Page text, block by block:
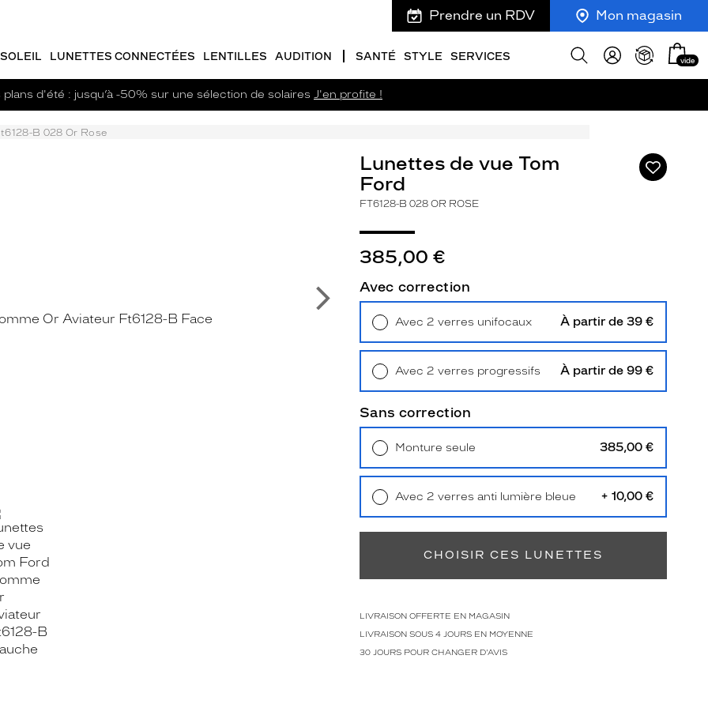
Prendre un RDV Mon magasin
LUNETTES CONNECTÉES LENTILLES AUDITION SANTÉ STYLE SERVICES
Afficher
Mon
panier
vide
plans d'été : jusqu’à -50% sur une sélection de solaires J'en profite !
B 028 Or Rose
Ajouter
à
Suivant
Lunettes de vue Tom
Ford
FT6128-B 028 OR ROSE
385,00 €
Avec correction
Avec 2 verres unifocaux À partir de 39 €
Avec 2 verres progressifs À partir de 99 €
Sans correction
Monture seule 385,00 €
Retrait en magasin Offert
Avec 2 verres anti lumière bleue + 10,00 €
CHOISIR CES LUNETTES
LIVRAISON OFFERTE EN MAGASIN
LIVRAISON SOUS 4 JOURS EN MOYENNE
30 JOURS POUR CHANGER D'AVIS